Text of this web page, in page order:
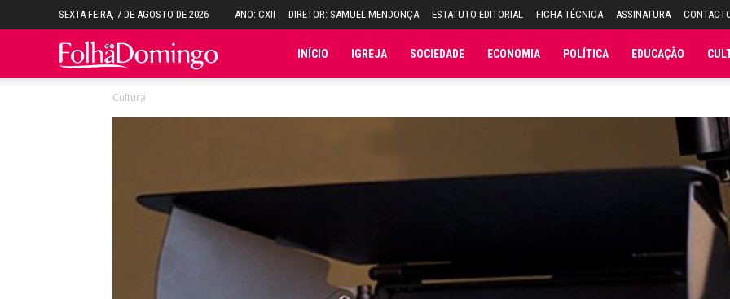
SEXTA-FEIRA, 7 DE AGOSTO DE 2026 ANO: CXII DIRETOR: SAMUEL MENDONÇA ESTATUTO EDITORIAL FICHA TÉCNICA ASSINATURA
Folha INÍCIO IGREJA SOCIEDADE ECONOMIA POLÍTICA EDUCAÇÃO
Cultura